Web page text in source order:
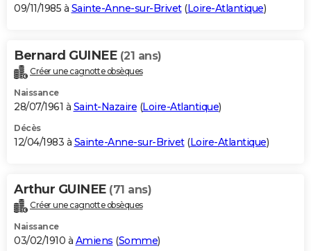
09/11/1985 à Sainte-Anne-sur-Brivet(Loire-Atlantique)
Bernard GUINEE (21 ans)
Créer une cagnotte obsèques
Naissance
28/07/1961 à Saint-Nazaire (Loire-Atlantique)
Décès
12/04/1983 à Sainte-Anne-sur-Brivet(Loire-Atlantique)
Arthur GUINEE (71 ans)
Créer une cagnotte obsèques
Naissance
03/02/1910 à Amiens (Somme)